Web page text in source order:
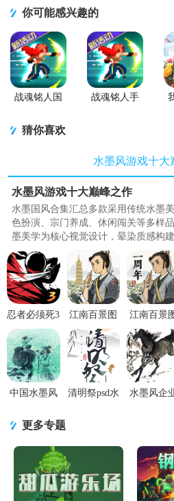
你可能感兴趣的
战魂铭人国
Legends)
战魂铭人手
猜你喜欢
水墨风游戏十大
水墨风游戏十大巅峰之作
水墨国风合集汇总多款采用传统水墨
色扮演、宗门养成、休闲闯关等多样
墨美学为核心视觉设计，晕染质感构
画面质感雅致独特。合集收录..
忍者必须死3
手游下载
v2.0.106 安
卓版
江南百景图
游戏最新版
v5.1.10 官方
安卓版
江南百景
官方版
iPhone客
端
中国水墨风
模板
清明祭psd水
水墨风企
更多专题